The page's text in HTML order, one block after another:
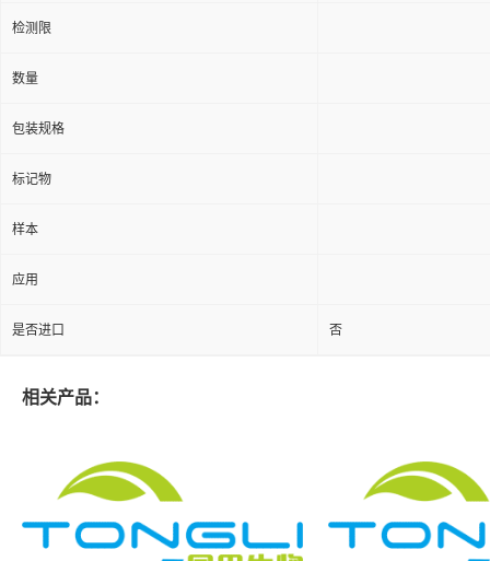
检测限
数量
包装规格
标记物
样本
应用
是否进口 否
相关产品：